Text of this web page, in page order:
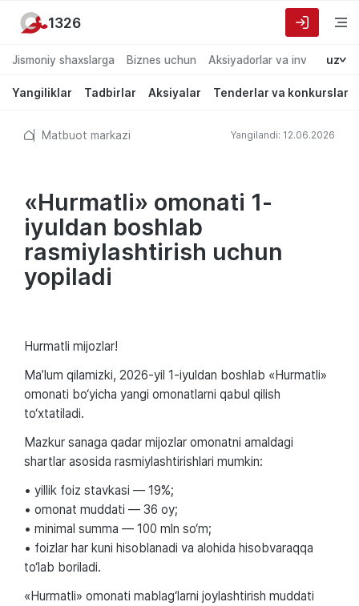
Jismoniy shaxslarga Biznes uchun Aksiyadorlar va investorlarga
uz
Yangiliklar Tadbirlar Aksiyalar Tenderlar va konkurslar
1326
Matbuot markazi Yangilandi: 12.06.2026
«Hurmatli» omonati 1-
iyuldan boshlab
rasmiylashtirish uchun
yopiladi
Hurmatli mijozlar!
Ma’lum qilamizki, 2026-yil 1-iyuldan boshlab «Hurmatli»
omonati bo‘yicha yangi omonatlarni qabul qilish
to‘xtatiladi.
Mazkur sanaga qadar mijozlar omonatni amaldagi
shartlar asosida rasmiylashtirishlari mumkin:
• yillik foiz stavkasi — 19%;
• omonat muddati — 36 oy;
• minimal summa — 100 mln so‘m;
• foizlar har kuni hisoblanadi va alohida hisobvaraqqa
to‘lab boriladi.
«Hurmatli» omonati mablag‘larni joylashtirish muddati